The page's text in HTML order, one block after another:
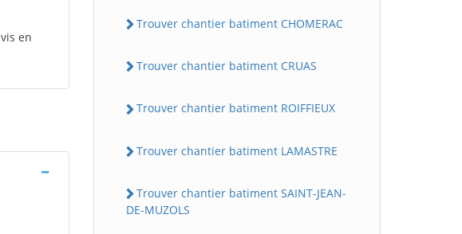
en
Trouver chantier batiment CHOMERAC
Trouver chantier batiment CRUAS
Trouver chantier batiment ROIFFIEUX
Trouver chantier batiment LAMASTRE
Trouver chantier batiment SAINT-JEAN-
DE-MUZOLS